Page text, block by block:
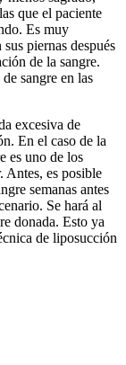
que el paciente
Es muy
piernas después
de la sangre.
sangre en las
excesiva de
En el caso de la
es uno de los
Antes, es posible
semanas antes
Se hará al
donada. Esto ya
de liposucción